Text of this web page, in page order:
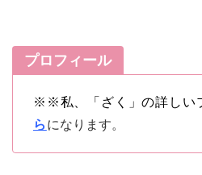
プロフィール
※※私、「ざく」の詳しい
ら になります。